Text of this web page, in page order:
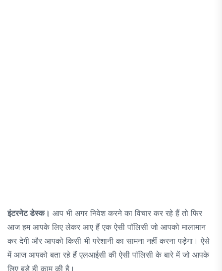
इंटरनेट डेस्क। आप भी अगर निवेश करने का विचार कर रहे हैं तो फिर
आज हम आपके लिए लेकर आए हैं एक ऐसी पॉलिसी जो आपको मालामान
कर देगी और आपको किसी भी परेशानी का सामना नहीं करना पड़ेगा। ऐसे
में आज आपको बता रहे हैं एलआईसी की ऐसी पॉलिसी के बारे में जो आपके
लिए बड़े ही काम की है।